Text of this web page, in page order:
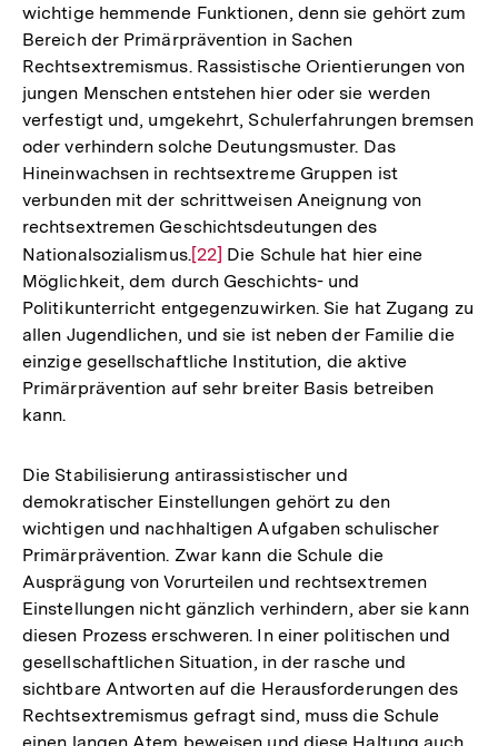
der
wichtige hemmende Funktionen, denn sie gehört zum
Bereich der Primärprävention in Sachen
Rechtsextremismus. Rassistische Orientierungen von
jungen Menschen entstehen hier oder sie werden
verfestigt und, umgekehrt, Schulerfahrungen bremsen
oder verhindern solche Deutungsmuster. Das
Hineinwachsen in rechtsextreme Gruppen ist
verbunden mit der schrittweisen Aneignung von
rechtsextremen Geschichtsdeutungen des
Nationalsozialismus.Zur
Auflösung
der
Fußnote
[22] Die Schule hat hier eine
Möglichkeit, dem durch Geschichts- und
Politikunterricht entgegenzuwirken. Sie hat Zugang zu
allen Jugendlichen, und sie ist neben der Familie die
einzige gesellschaftliche Institution, die aktive
Primärprävention auf sehr breiter Basis betreiben
kann.
Die Stabilisierung antirassistischer und
demokratischer Einstellungen gehört zu den
wichtigen und nachhaltigen Aufgaben schulischer
Primärprävention. Zwar kann die Schule die
Ausprägung von Vorurteilen und rechtsextremen
Einstellungen nicht gänzlich verhindern, aber sie kann
diesen Prozess erschweren. In einer politischen und
gesellschaftlichen Situation, in der rasche und
sichtbare Antworten auf die Herausforderungen des
Rechtsextremismus gefragt sind, muss die Schule
einen langen Atem beweisen und diese Haltung auch